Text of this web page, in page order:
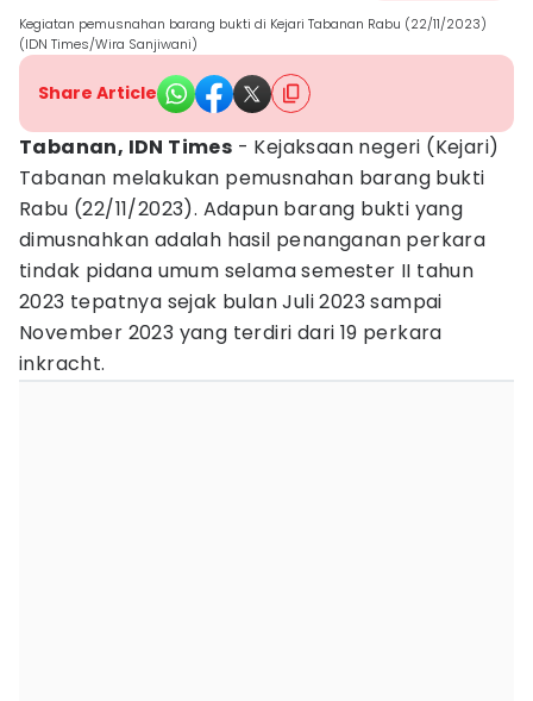
Kegiatan pemusnahan barang bukti di Kejari Tabanan Rabu (22/11/2023)
(IDN Times/Wira Sanjiwani)
Share Article
Tabanan, IDN Times - Kejaksaan negeri (Kejari)
Tabanan melakukan pemusnahan barang bukti
Rabu (22/11/2023). Adapun barang bukti yang
dimusnahkan adalah hasil penanganan perkara
tindak pidana umum selama semester II tahun
2023 tepatnya sejak bulan Juli 2023 sampai
November 2023 yang terdiri dari 19 perkara
inkracht.